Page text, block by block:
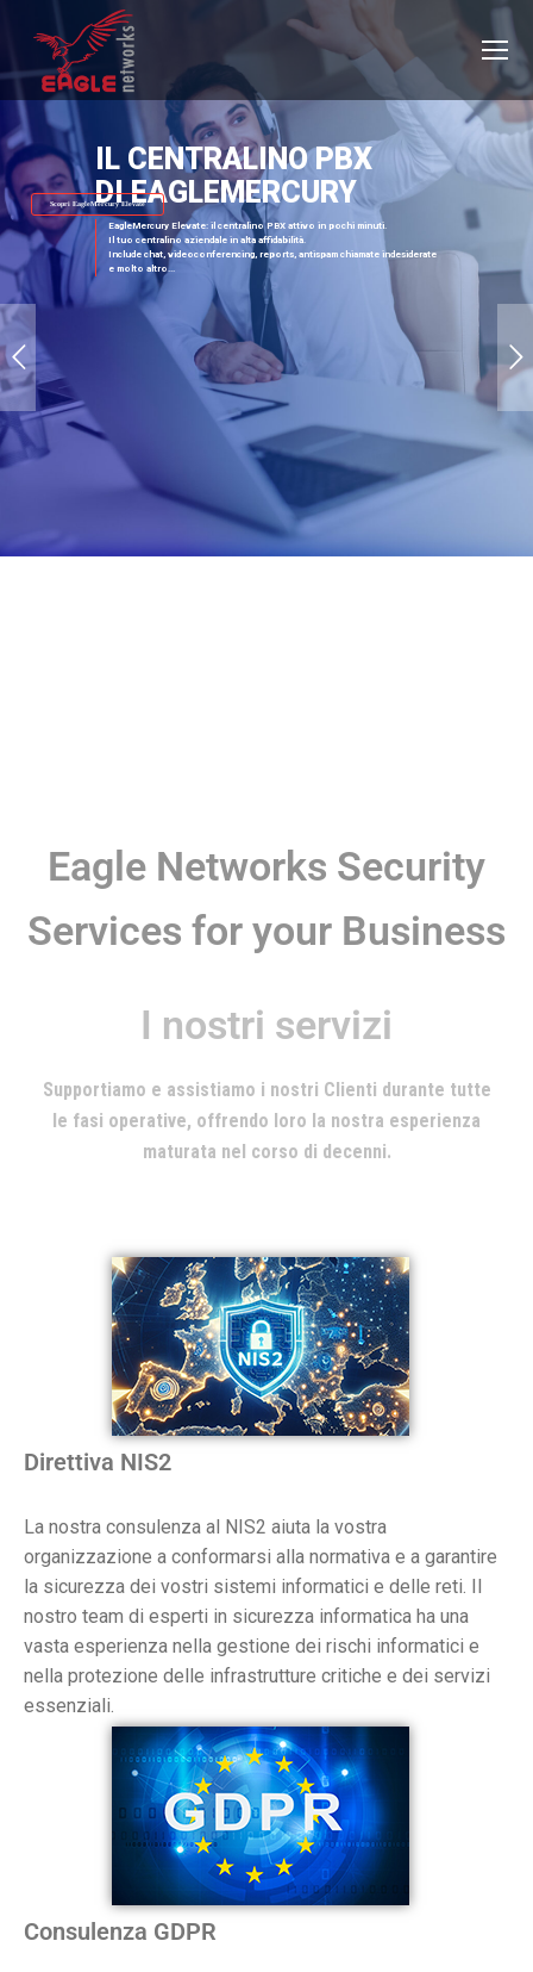
IL CENTRALINO PBX
DI EAGLEMERCURY
EagleMercury Elevate: il centralino PBX attivo in pochi minuti.
Il tuo centralino aziendale in alta affidabilità.
Include chat, videoconferencing, reports, antispam chiamate indesiderate
e molto altro...
Scopri EagleMercury Elevate
Eagle Networks Security
Services for your Business
I nostri servizi
Supportiamo e assistiamo i nostri Clienti durante tutte
le fasi operative, offrendo loro la nostra esperienza
maturata nel corso di decenni.
Direttiva NIS2
La nostra consulenza al NIS2 aiuta la vostra
organizzazione a conformarsi alla normativa e a garantire
la sicurezza dei vostri sistemi informatici e delle reti. Il
nostro team di esperti in sicurezza informatica ha una
vasta esperienza nella gestione dei rischi informatici e
nella protezione delle infrastrutture critiche e dei servizi
essenziali.
Consulenza GDPR